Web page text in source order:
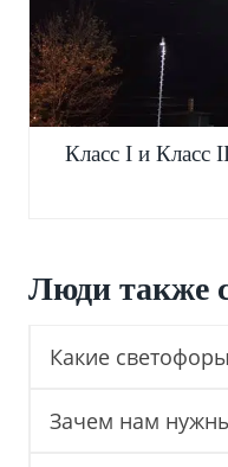
Класс I и Класс
Люди также
Какие
Зачем нам